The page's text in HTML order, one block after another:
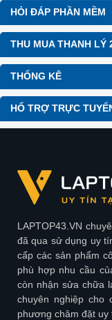
HỎI ĐÁP PHẦN MỀM
THU MUA THANH LÝ
THỐNG KÊ
HỔ TRỢ TRỰC
LAPTOP43.VN
đã qua sử dụng uy
cấp các sản phẩm
phù hợp nhu cầu
còn nhận sửa chữa
chuyên nghiệp cho
phương châm đặt